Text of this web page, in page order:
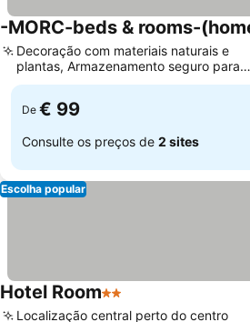
-MORC-beds & rooms-
Decoração com materiais naturais e
plantas, Armazenamento seguro para
bicicletas
De € 99
Consulte os preços de 2 sites
Escolha popular
Hotel Room2 Estrelas
Localização central perto do centro